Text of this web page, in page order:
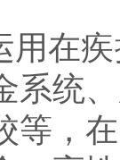
用在
系统
等，